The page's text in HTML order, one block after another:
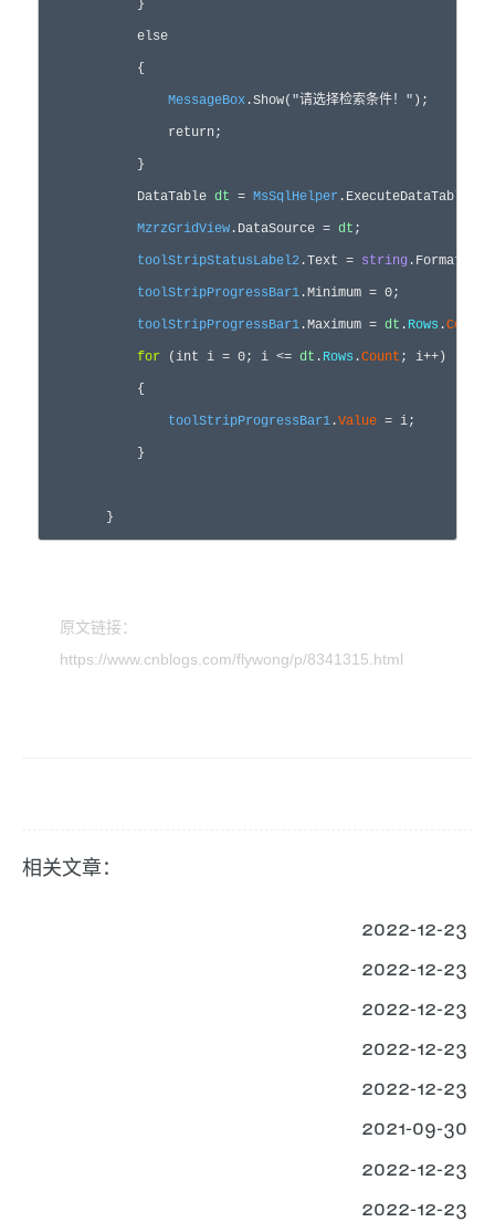
            }
else
            {
MessageBox .Show( "请选择检索条件！ " );
return;
            }
            DataTable
dt = MsSqlHelper
MzrzGridView .DataSource = dt ;
toolStripStatusLabel2 .Text = string .Format(
toolStripProgressBar1 .Minimum = 0;
toolStripProgressBar1 .Maximum = dt . Rows .Count
for ( int i = 0; i <= dt . Rows .Count ; i++)
            {
toolStripProgressBar1 .Value = i;
            }
        }
原文链接：
https://www.cnblogs.com/flywong/p/8341315.html
相关文章：
2022-12-23
2022-12-23
2022-12-23
2022-12-23
2022-12-23
2021-09-30
2022-12-23
2022-12-23